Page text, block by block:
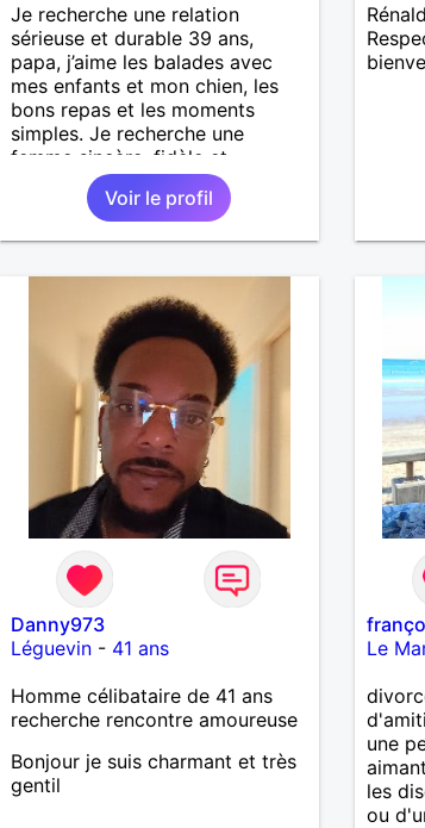
Je recherche une relation
sérieuse et durable 39 ans,
papa, j’aime les balades avec
mes enfants et mon chien, les
bons repas et les moments
simples. Je recherche une
femme sincère, fidèle et
sérieuse, avec qui construire une
belle histoire. Je ne veux pas
perdre mon temps, juste trouver
Voir le profil
Danny973
Léguevin- 41 ans
Homme célibataire de 41 ans
recherche rencontre amoureuse
Bonjour je suis charmant et très
gentil
Le
une
les
ou